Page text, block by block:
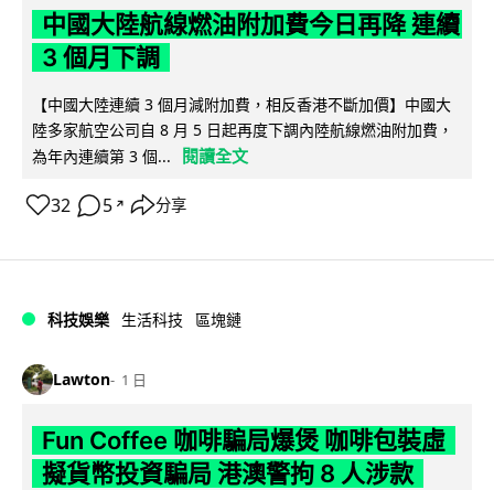
中國大陸航線燃油附加費今日再降 連續
3 個月下調
【中國大陸連續 3 個月減附加費，相反香港不斷加價】中國大
陸多家航空公司自 8 月 5 日起再度下調內陸航線燃油附加費，
為年內連續第 3 個...
閱讀全文
32 5 ↗ 分享
科技娛樂 生活科技 區塊鏈
Lawton 1 日
Fun Coffee 咖啡騙局爆煲 咖啡包裝虛
擬貨幣投資騙局 港澳警拘 8 人涉款